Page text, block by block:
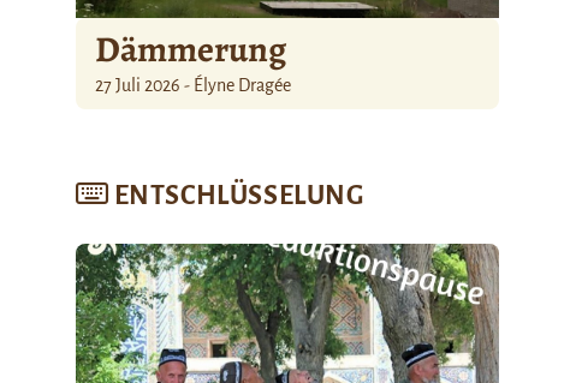
Dämmerung
27 Juli 2026 - Élyne Dragée
ENTSCHLÜSSELUNG